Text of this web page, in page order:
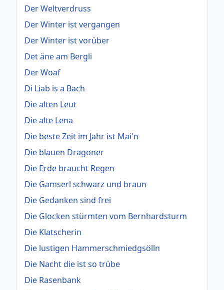
Der Weltverdruss
Der Winter ist vergangen
Der Winter ist vorüber
Det äne am Bergli
Der Woaf
Di Liab is a Bach
Die alten Leut
Die alte Lena
Die beste Zeit im Jahr ist Mai'n
Die blauen Dragoner
Die Erde braucht Regen
Die Gamserl schwarz und braun
Die Gedanken sind frei
Die Glocken stürmten vom Bernhardsturm
Die Klatscherin
Die lustigen Hammerschmiedgsölln
Die Nacht die ist so trübe
Die Rasenbank